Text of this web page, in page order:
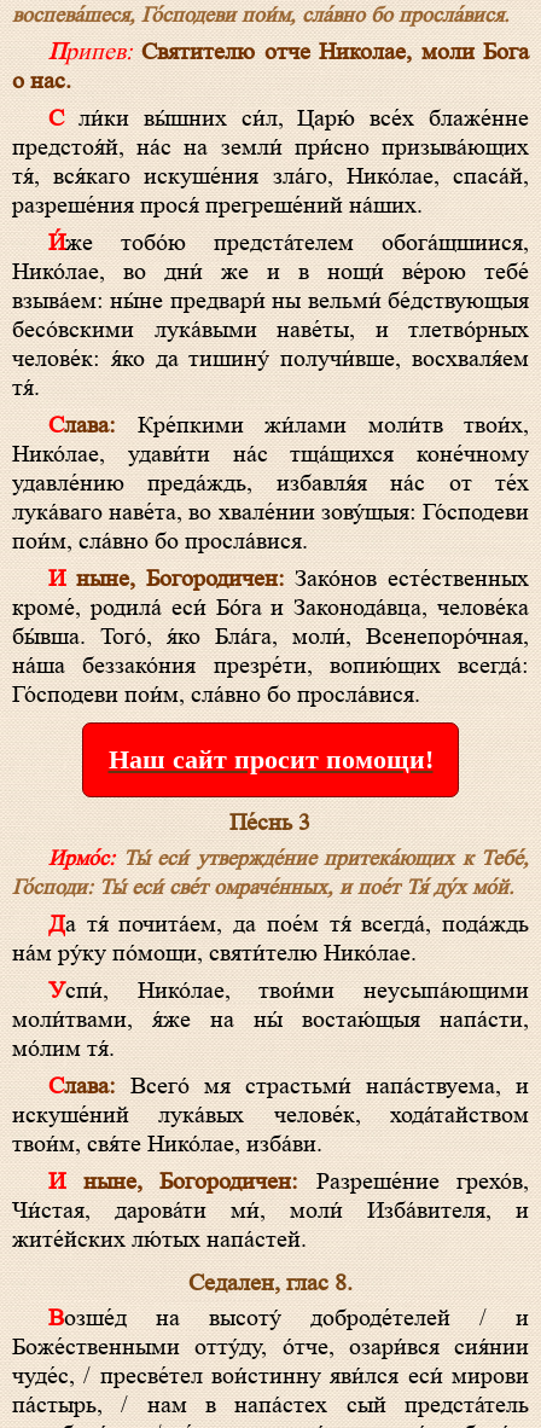
воспева́шеся, Го́сподеви пои́м, сла́вно бо просла́вися.
Припев: Святителю отче Николае, моли Бога
о нас.
С ли́ки вы́шних си́л, Царю́ все́х блаже́нне
предстоя́й, на́с на земли́ при́сно призыва́ющих
тя́, вся́каго искуше́ния зла́го, Нико́лае, спаса́й,
разреше́ния прося́ прегреше́ний на́ших.
И́же тобо́ю предста́телем обога́щшиися,
Нико́лае, во дни́ же и в нощи́ ве́рою тебе́
взыва́ем: ны́не предвари́ ны вельми́ бе́дствующыя
бесо́вскими лука́выми наве́ты, и тлетво́рных
челове́к: я́ко да тишину́ получи́вше, восхваля́ем
тя́.
Слава:Кре́пкими жи́лами моли́тв твои́х,
Нико́лае, удави́ти на́с тща́щихся коне́чному
удавле́нию преда́ждь, избавля́я на́с от те́х
лука́ваго наве́та, во хвале́нии зову́щыя: Го́сподеви
пои́м, сла́вно бо просла́вися.
И ныне, Богородичен:Зако́нов есте́ственных
кроме́, родила́ еси́ Бо́га и Законода́вца, челове́ка
бы́вша. Того́, я́ко Бла́га, моли́, Всенепоро́чная,
на́ша беззако́ния презре́ти, вопию́щих всегда́:
Го́сподеви пои́м, сла́вно бо просла́вися.
Наш сайт просит помощи!
Пе́снь 3
Ирмо́с:Ты́ еси́ утвержде́ние притека́ющих к Тебе́,
Го́споди: Ты́ еси́ све́т омраче́нных, и пое́т Тя́ ду́х мо́й.
Да тя́ почита́ем, да пое́м тя́ всегда́, пода́ждь
на́м ру́ку по́мощи, святи́телю Нико́лае.
Успи́, Нико́лае, твои́ми неусыпа́ющими
моли́твами, я́же на ны́ востаю́щыя напа́сти,
мо́лим тя́.
Слава:Всего́ мя страстьми́ напа́ствуема, и
искуше́ний лука́вых челове́к, хода́тайством
твои́м, свя́те Нико́лае, изба́ви.
И ныне, Богородичен:Разреше́ние грехо́в,
Чи́стая, дарова́ти ми́, моли́ Изба́вителя, и
жите́йских лю́тых напа́стей.
Седален, глас 8.
Возше́д на высоту́ доброде́телей / и
Боже́ственными отту́ду, о́тче, озари́вся сия́нии
чуде́с, / пресве́тел вои́стинну яви́лся еси́ мирови
па́стырь, / нам в напа́стех сый предста́тель